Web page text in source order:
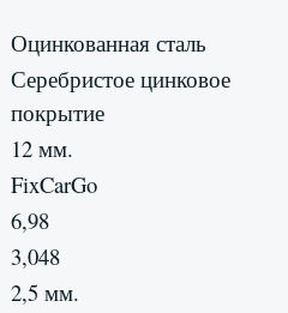
Оцинкованная сталь
Серебристое цинковое
покрытие
12 мм.
FixCarGo
6,98
3,048
2,5 мм.